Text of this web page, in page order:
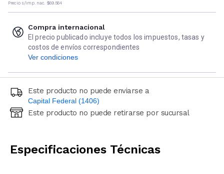
Precio s/imp. nac. $69.564
Compra internacional
El precio publicado incluye todos los impuestos, tasas y
costos de envíos correspondientes
Ver condiciones
Este producto no puede enviarse a
Capital Federal (1406)
Ingresá código postal (sólo números)
Este producto no puede retirarse por sucursal
Especificaciones Técnicas